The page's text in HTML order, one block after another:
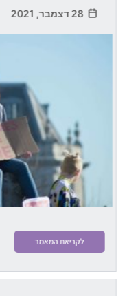
לקריאת המאמר